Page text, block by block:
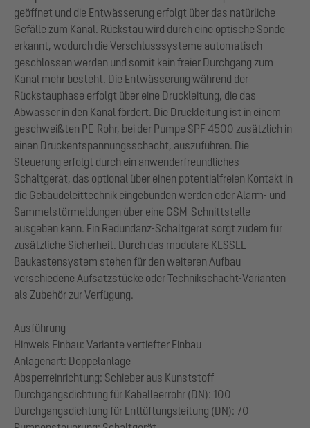
geöffnet und die Entwässerung erfolgt über das natürliche
Gefälle zum Kanal. Rückstau wird durch eine optische Sonde
erkannt, wodurch die Verschlusssysteme automatisch
geschlossen werden und somit kein freier Durchgang zum
Kanal mehr besteht. Die Entwässerung während der
Rückstauphase erfolgt über eine Druckleitung, die das
Abwasser in den Kanal fördert. Die Druckleitung ist in einem
geschweißten PE-Rohr, bei der Pumpe SPF 4500 zusätzlich in
einen Druckentspannungsschacht, auszuführen. Die
Steuerung erfolgt durch ein anwenderfreundliches
Schaltgerät, das optional über einen potentialfreien Kontakt in
die Gebäudeleittechnik eingebunden werden oder Alarm- und
Sammelstörmeldungen über eine GSM-Schnittstelle
ausgeben kann. Ein Redundanz-Schaltgerät sorgt zudem für
zusätzliche Sicherheit. Durch das modulare KESSEL-
Baukastensystem stehen für den weiteren Aufbau
verschiedene Aufsatzstücke oder Technikschacht-Varianten
als Zubehör zur Verfügung.
Ausführung
Hinweis Einbau: Variante vertiefter Einbau
Anlagenart: Doppelanlage
Absperreinrichtung: Schieber aus Kunststoff
Durchgangsdichtung für Kabelleerrohr (DN): 100
Durchgangsdichtung für Entlüftungsleitung (DN): 70